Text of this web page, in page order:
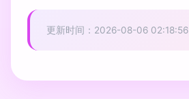
更新时间：2026-08-06 02:18:56